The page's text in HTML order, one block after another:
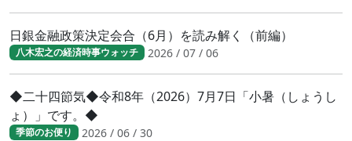
日銀金融政策決定会合（6月）を読み解く（前編）
八木宏之の経済時事ウォッチ 2026 / 07 / 06
◆二十四節気◆令和8年（2026）7月7日「小暑（しょうし
ょ）」です。◆
季節のお便り 2026 / 06 / 30